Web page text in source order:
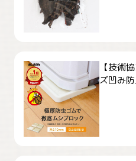
【技術
ズ凹み